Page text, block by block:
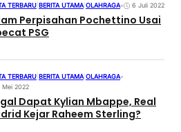
TERBARU BERITA UTAMA OLAHRAGA• 6 Juli 2022
Perpisahan Pochettino Usai
PSG
TERBARU BERITA UTAMA OLAHRAGA•
Mei 2022
Dapat Kylian Mbappe, Real
Kejar Raheem Sterling?